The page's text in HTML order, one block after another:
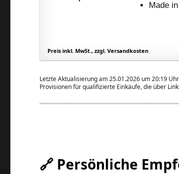
Made
Preis inkl. MwSt., zzgl. Versandkosten
Letzte Aktualisierung am 25.01.2026 um 20:19
Provisionen für qualifizierte Einkäufe, die über
🔗 Persönliche